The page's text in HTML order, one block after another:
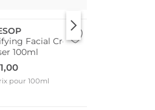
Facial Cream
100ml
pour 100ml